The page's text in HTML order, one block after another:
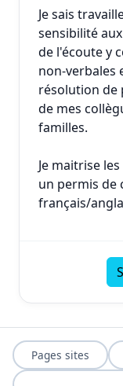
Je sais
sensibilité
de l'écoute y
non-verbales
résolution de
de mes
familles.
Je maitrise
un permis de
français/
Pages sites